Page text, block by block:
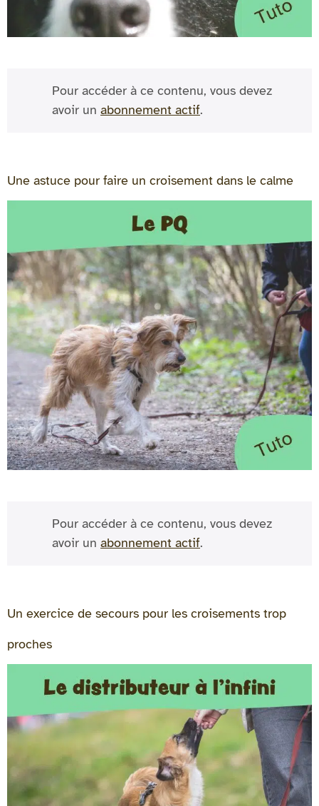
Pour accéder à ce contenu, vous devez
avoir un abonnement actif.
Une astuce pour faire un croisement dans le calme
Pour accéder à ce contenu, vous devez
avoir un abonnement actif.
Un exercice de secours pour les croisements trop
proches